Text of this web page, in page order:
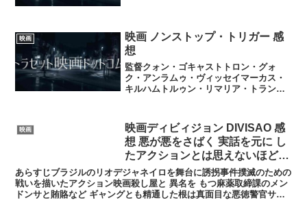
よかったら♪
映画
映画 ノンストップ・トリガー 感
想
監督クォン・ゴキャストトロン・グォ
ク・アンラムゥ・ヴィッセイマーカス・
キルハムトルゥン・リマリア・トランベ
中で急上昇してきている♪主人公は女性で
格闘はもうひとつなのだが...
映画
映画ディビィジョン DIVISAO 感
想 悪が悪をさばく 実話を元に し
たアクションとは思えないほどの
展開 クオリティの高さ
あらすじブラジルのリオデジャネイロを舞台に誘拐事件撲滅のための
戦いを描いたアクション映画殺し屋と 異名を もつ麻薬取締課のメン
ドンサと賄賂など ギャングとも精通した根は真面目な悪徳警官サン